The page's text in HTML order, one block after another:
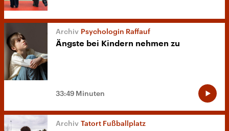
Psychologin Raffauf
Ängste bei Kindern nehmen zu
33:49 Minuten
Tatort Fußballplatz